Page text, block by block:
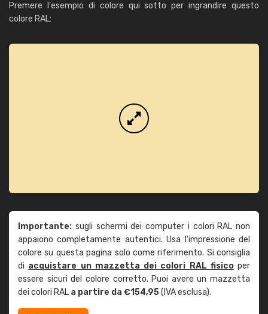
Premere l'esempio di colore qui sotto per ingrandire questo
colore RAL:
Importante: sugli schermi dei computer i colori RAL non
appaiono completamente autentici. Usa l'impressione del
colore su questa pagina solo come riferimento. Si consiglia
di acquistare un mazzetta dei colori RAL fisicoper
essere sicuri del colore corretto. Puoi avere un mazzetta
dei colori RAL a partire da €154,95(IVA esclusa).